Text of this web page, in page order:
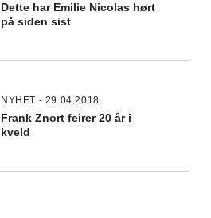
Dette har Emilie Nicolas hørt
på siden sist
NYHET - 29.04.2018
Frank Znort feirer 20 år i
kveld